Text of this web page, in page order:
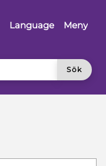
Language
Meny
Sök